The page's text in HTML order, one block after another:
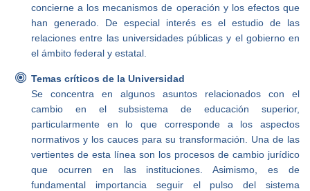
concierne a los mecanismos de operación y los efectos que
han generado. De especial interés es el estudio de las
relaciones entre las universidades públicas y el gobierno en
el ámbito federal y estatal.
Temas críticos de la Universidad
Se concentra en algunos asuntos relacionados con el
cambio en el subsistema de educación superior,
particularmente en lo que corresponde a los aspectos
normativos y los cauces para su transformación. Una de las
vertientes de esta línea son los procesos de cambio jurídico
que ocurren en las instituciones. Asimismo, es de
fundamental importancia seguir el pulso del sistema